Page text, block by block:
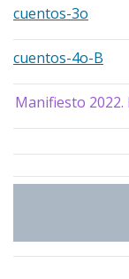
cuentos-3o
cuentos-4o-B
Manifiesto